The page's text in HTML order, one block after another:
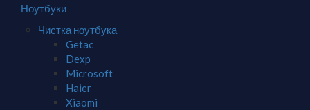
Ноутбуки
Чистка ноутбука
Getac
Dexp
Microsoft
Haier
Xiaomi